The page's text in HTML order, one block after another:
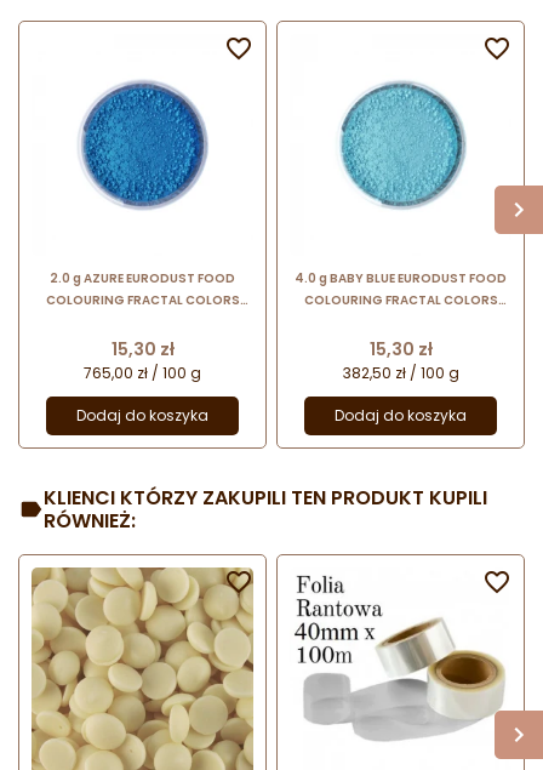
2.0 g AZURE EURODUST FOOD
COLOURING FRACTAL COLORS
jasny niebieski
Cena
15,30 zł
765,00 zł / 100 g
Dodaj do koszyka

4.0 g BABY BLUE EURODUST FOOD
COLOURING FRACTAL COLORS
błękitny
Cena
15,30 zł
382,50 zł / 100 g
Dodaj do koszyka

KLIENCI KTÓRZY ZAKUPILI TEN PRODUKT KUPILI
RÓWNIEŻ:
 